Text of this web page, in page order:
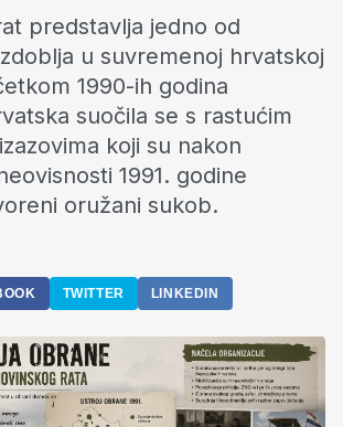
predstavlja jedno od
u suvremenoj hrvatskoj
1990-ih godina
suočila se s rastućim
koji su nakon
1991. godine
oružani sukob.
TWITTER LINKEDIN